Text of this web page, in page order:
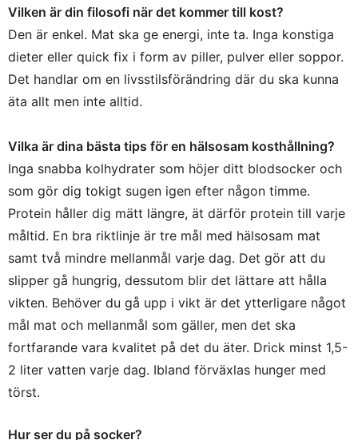
Vilken är din filosofi när det kommer till kost?
Den är enkel. Mat ska ge energi, inte ta. Inga konstiga
dieter eller quick fix i form av piller, pulver eller soppor.
Det handlar om en livsstilsförändring där du ska kunna
äta allt men inte alltid.
Vilka är dina bästa tips för en hälsosam kosthållning?
Inga snabba kolhydrater som höjer ditt blodsocker och
som gör dig tokigt sugen igen efter någon timme.
Protein håller dig mätt längre, ät därför protein till varje
måltid. En bra riktlinje är tre mål med hälsosam mat
samt två mindre mellanmål varje dag. Det gör att du
slipper gå hungrig, dessutom blir det lättare att hålla
vikten. Behöver du gå upp i vikt är det ytterligare något
mål mat och mellanmål som gäller, men det ska
fortfarande vara kvalitet på det du äter. Drick minst 1,5-
2 liter vatten varje dag. Ibland förväxlas hunger med
törst.
Hur ser du på socker?